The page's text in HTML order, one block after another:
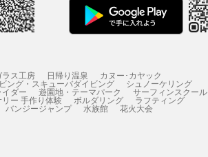
ラス工房 日帰り温泉 カヌー･カヤック
ング・スキューバダイビング シュノーケリング
ダー 遊園地・テーマパーク サーフィンスクール
ー 手作り体験 ボルダリング ラフティング
バンジージャンプ 水族館 花火大会